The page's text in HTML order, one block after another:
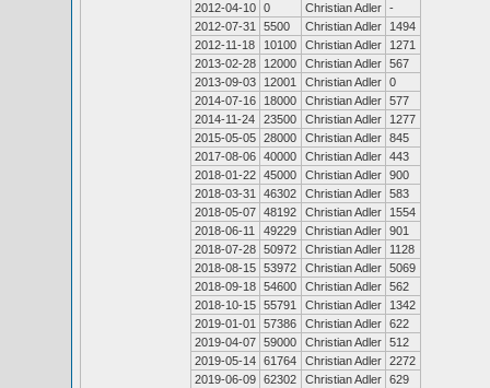
2012-04-10 0 Christian Adler -
2012-07-31
5500 Christian Adler
1494
2012-11-18
10100 Christian Adler
1271
2013-02-28
12000 Christian Adler 567
2013-09-03
12001 Christian Adler 0
2014-07-16
18000 Christian Adler 577
2014-11-24
23500 Christian Adler
1277
2015-05-05 28000 Christian Adler 845
2017-08-06 40000 Christian Adler 443
2018-01-22 45000 Christian Adler 900
2018-03-31
46302 Christian Adler 583
2018-05-07 48192 Christian Adler
1554
2018-06-11
49229 Christian Adler 901
2018-07-28 50972 Christian Adler
1128
2018-08-15 53972 Christian Adler 5069
2018-09-18 54600 Christian Adler 562
2018-10-15 55791 Christian Adler
1342
2019-01-01
57386 Christian Adler 622
2019-04-07 59000 Christian Adler 512
2019-05-14 61764 Christian Adler 2272
2019-06-09 62302 Christian Adler 629